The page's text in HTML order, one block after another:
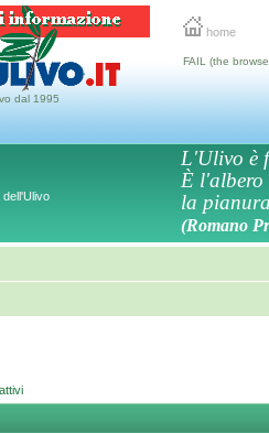
home
dal 1995
FAIL (the
L'Ulivo è
È l'albero
la
(Romano